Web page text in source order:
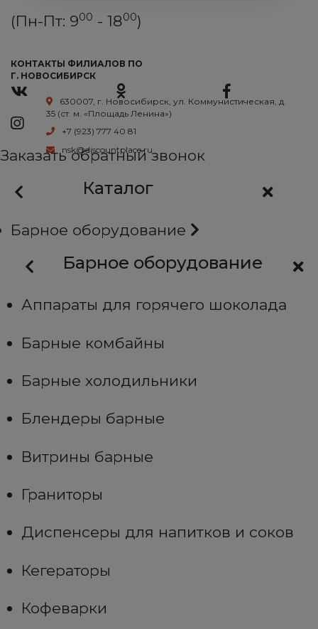
(Пн-Пт: 900 - 1800)
КОНТАКТЫ ФИЛИАЛОВ ПО
Г. НОВОСИБИРСК
630007, г. Новосибирск, ул. Коммунистическая, д.
35 (ст. м. «Площадь Ленина»)
+7 (923) 777 40 81
nsk@discountplace.ru
Заказать обратный звонок
Каталог
Барное оборудование
Барное оборудование
Аппараты для горячего шоколада
Барные комбайны
Барные холодильники
Блендеры барные
Витрины барные
Граниторы
Диспенсеры для напитков и соков
Кегераторы
Кофеварки